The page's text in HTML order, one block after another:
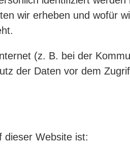
wir erheben und wofür
(z. B. bei der
der Daten vor dem
dieser Website ist: